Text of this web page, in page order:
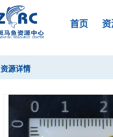
首页
资源详情